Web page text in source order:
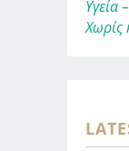
Υγεία
Χωρίς